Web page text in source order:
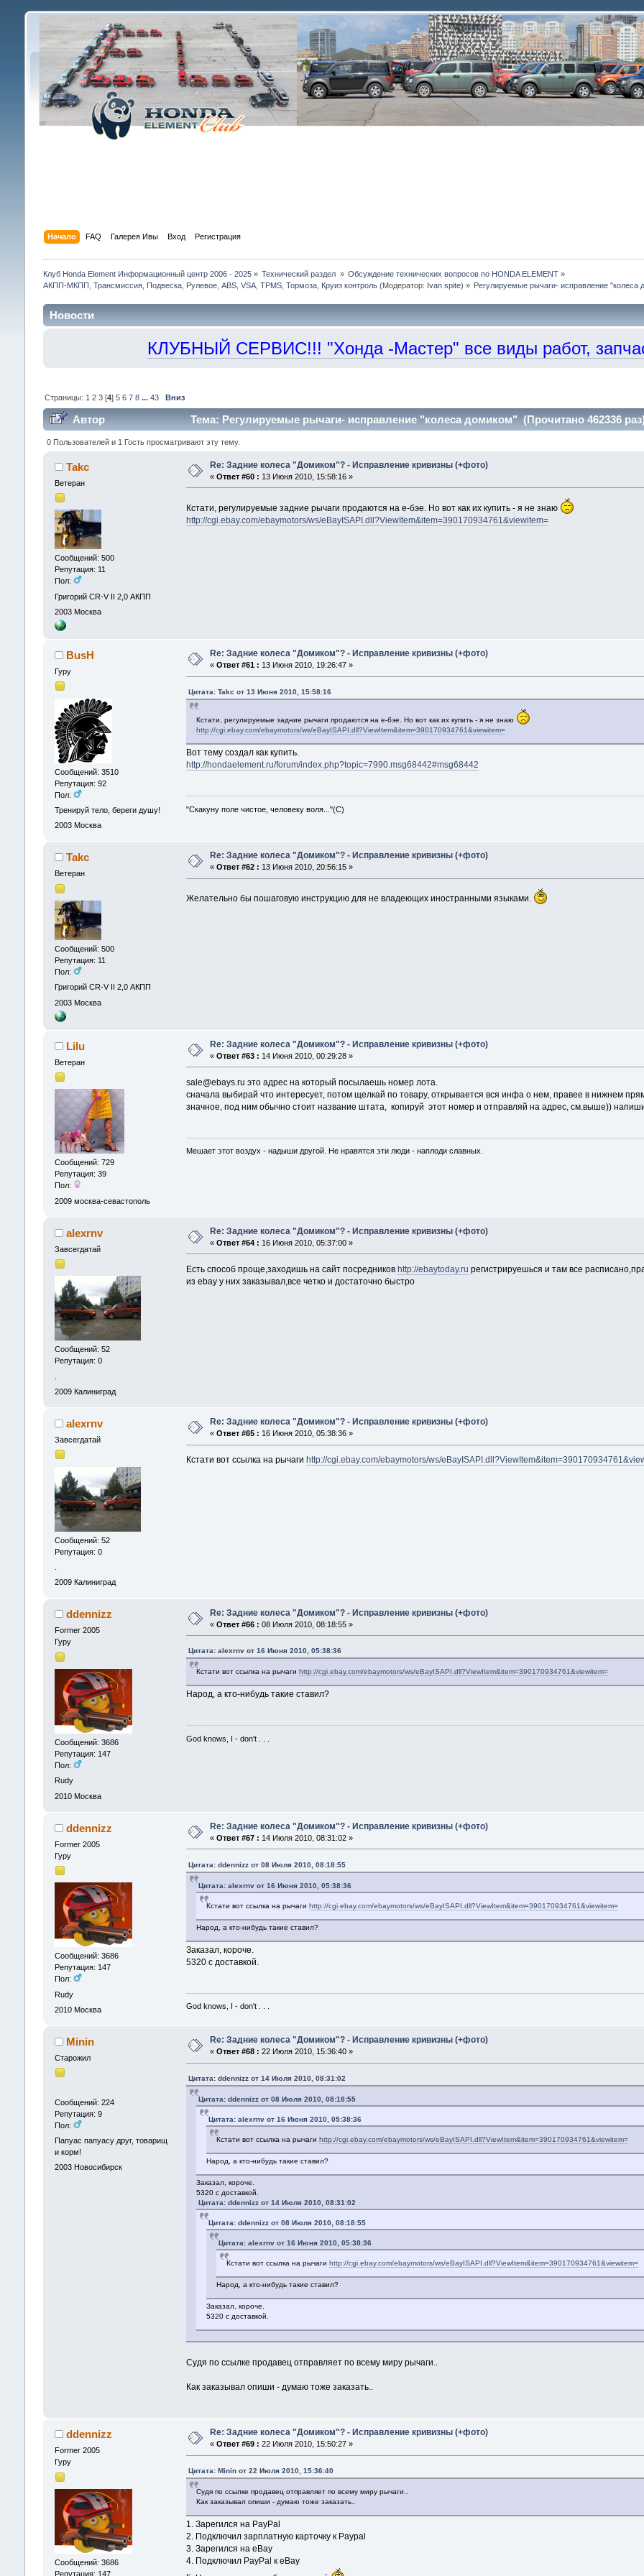
Начало FAQ Галерея Ивы Вход Регистрация
Клуб Honda Element Информационный центр 2006 - 2025» Технический раздел » Обсуждение технических вопросов по HONDA ELEMENT »
АКПП-МКПП, Трансмиссия, Подвеска, Рулевое, ABS, VSA, TPMS, Тормоза, Круиз контроль(Модератор: Ivan spite) » Регулируемые рычаги- исправление "колеса
Новости
КЛУБНЫЙ СЕРВИС!!! "Хонда -Мастер" все виды работ,
Страницы: 1 2 3[4] 5 6 7 8 ... 43 Вниз
Автор Тема: Регулируемые рычаги- исправление "колеса домиком" (Прочитано 462336
0 Пользователей и 1 Гость просматривают эту тему.
Takc
Ветеран
Сообщений: 500
Репутация: 11
Пол:
Григорий CR-V II 2,0 АКПП
2003 Москва
Re: Задние колеса "Домиком"? - Исправление кривизны (+фото)
« Ответ #60 : 13 Июня 2010, 15:58:16 »
Кстати, регулируемые задние рычаги продаются на е-бэе. Но вот как их купить - я не знаю
http://cgi.ebay.com/ebaymotors/ws/eBayISAPI.dll?ViewItem&item=390170934761&viewitem=
BusH
Гуру
Сообщений: 3510
Репутация: 92
Пол:
Тренируй тело, береги душу!
2003 Москва
Re: Задние колеса "Домиком"? - Исправление кривизны (+фото)
« Ответ #61 : 13 Июня 2010, 19:26:47 »
Цитата: Takc от 13 Июня 2010, 15:58:16
Кстати, регулируемые задние рычаги продаются на е-бэе. Но вот как их купить - я не знаю
http://cgi.ebay.com/ebaymotors/ws/eBayISAPI.dll?ViewItem&item=390170934761&viewitem=
Вот тему создал как купить.
http://hondaelement.ru/forum/index.php?topic=7990.msg68442#msg68442
"Скакуну поле чистое, человеку воля..."(С)
Takc
Ветеран
Сообщений: 500
Репутация: 11
Пол:
Григорий CR-V II 2,0 АКПП
2003 Москва
Re: Задние колеса "Домиком"? - Исправление кривизны (+фото)
« Ответ #62 : 13 Июня 2010, 20:56:15 »
Желательно бы пошаговую инструкцию для не владеющих иностранными языками.
Lilu
Ветеран
Сообщений: 729
Репутация: 39
Пол:
2009 москва-севастополь
Re: Задние колеса "Домиком"? - Исправление кривизны (+фото)
« Ответ #63 : 14 Июня 2010, 00:29:28 »
sale@ebays.ru это адрес на который посылаешь номер лота.
сначала выбирай что интересует, потом щелкай по товару, открывается вся инфа о нем, правее в нижнем
значное, под ним обычно стоит название штата, копируй этот номер и отправляй на адрес, см.выше))
Мешает этот воздух - надыши другой. Не нравятся эти люди - наплоди славных.
alexrnv
Завсегдатай
Сообщений: 52
Репутация: 0
2009 Калиниград
Re: Задние колеса "Домиком"? - Исправление кривизны (+фото)
« Ответ #64 : 16 Июня 2010, 05:37:00 »
Есть способ проще,заходишь на сайт посредниковhttp://ebaytoday.ru регистрируешься и там все
из ebay у них заказывал,все четко и достаточно быстро
alexrnv
Завсегдатай
Сообщений: 52
Репутация: 0
2009 Калиниград
Re: Задние колеса "Домиком"? - Исправление кривизны (+фото)
« Ответ #65 : 16 Июня 2010, 05:38:36 »
Кстати вот ссылка на рычаги http://cgi.ebay.com/ebaymotors/ws/
ddennizz
Former 2005
Гуру
Сообщений: 3686
Репутация: 147
Пол:
Rudy
2010 Москва
Re: Задние колеса "Домиком"? - Исправление кривизны (+фото)
« Ответ #66 : 08 Июля 2010, 08:18:55 »
Цитата: alexrnv от 16 Июня 2010, 05:38:36
Кстати вот ссылка на рычаги http://cgi.ebay.com/ebaymotors/ws/eBayISAPI.dll?ViewItem&item=390170934761&viewitem=
Народ, а кто-нибудь такие ставил?
God knows, I - don't . . .
ddennizz
Former 2005
Гуру
Сообщений: 3686
Репутация: 147
Пол:
Rudy
2010 Москва
Re: Задние колеса "Домиком"? - Исправление кривизны (+фото)
« Ответ #67 : 14 Июля 2010, 08:31:02 »
Цитата: ddennizz от 08 Июля 2010, 08:18:55
Цитата: alexrnv от 16 Июня 2010, 05:38:36
Кстати вот ссылка на рычагиhttp://cgi.ebay.com/ebaymotors/ws/eBayISAPI.dll?ViewItem&item=390170934761&viewitem=
Народ, а кто-нибудь такие ставил?
Заказал, короче.
5320 с доставкой.
God knows, I - don't . . .
Minin
Старожил
Сообщений: 224
Репутация: 9
Пол:
Папуас папуасу друг, товарищ
и корм!
2003 Новосибирск
Re: Задние колеса "Домиком"? - Исправление кривизны (+фото)
« Ответ #68 : 22 Июля 2010, 15:36:40 »
Цитата: ddennizz от 14 Июля 2010, 08:31:02
Цитата: ddennizz от 08 Июля 2010, 08:18:55
Цитата: alexrnv от 16 Июня 2010, 05:38:36
Кстати вот ссылка на рычагиhttp://cgi.ebay.com/ebaymotors/ws/eBayISAPI.dll?ViewItem&item=390170934761&viewitem=
Народ, а кто-нибудь такие ставил?
Заказал, короче.
5320 с доставкой.
Цитата: ddennizz от 14 Июля 2010, 08:31:02
Цитата: ddennizz от 08 Июля 2010, 08:18:55
Цитата: alexrnv от 16 Июня 2010, 05:38:36
Кстати вот ссылка на рычагиhttp://cgi.ebay.com/ebaymotors/ws/eBayISAPI.dll?ViewItem&item=390170934761&viewitem=
Народ, а кто-нибудь такие ставил?
Заказал, короче.
5320 с доставкой.
Судя по ссылке продавец отправляет по всему миру рычаги..
Как заказывал опиши - думаю тоже заказать..
ddennizz
Former 2005
Гуру
Сообщений: 3686
Репутация: 147
Re: Задние колеса "Домиком"? - Исправление кривизны (+фото)
« Ответ #69 : 22 Июля 2010, 15:50:27 »
Цитата: Minin от 22 Июля 2010, 15:36:40
Судя по ссылке продавец отправляет по всему миру рычаги..
Как заказывал опиши - думаю тоже заказать..
1. Зарегился на PayPal
2. Подключил зарплатную карточку к Paypal
3. Зарегился на eBay
4. Подключил PayPal к eBay